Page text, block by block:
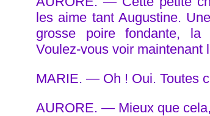
les aime tant Augustine.
grosse poire fondante, la
Voulez-vous voir maintenant
MARIE. — Oh ! Oui. Toutes
AURORE. — Mieux que